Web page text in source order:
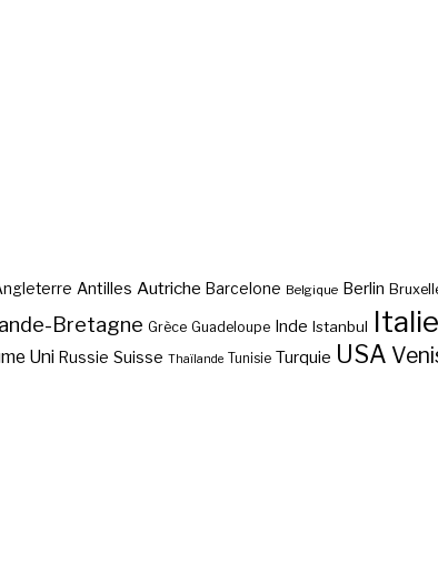
Antilles Autriche Barcelone Belgique Berlin
Bretagne Grèce Guadeloupe Inde Istanbul Italie
Uni Russie Suisse Thaïlande Tunisie Turquie USA